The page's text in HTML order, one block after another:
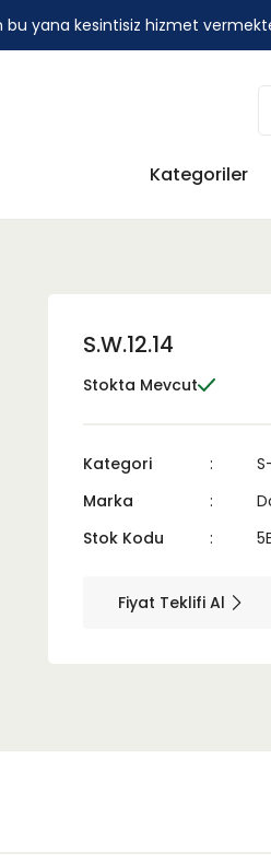
bu yana kesintisiz hizmet
Kategoriler
S.W.12.14
Stokta Mevcut
Kategori
Marka
Stok Kodu
Fiyat Teklifi Al